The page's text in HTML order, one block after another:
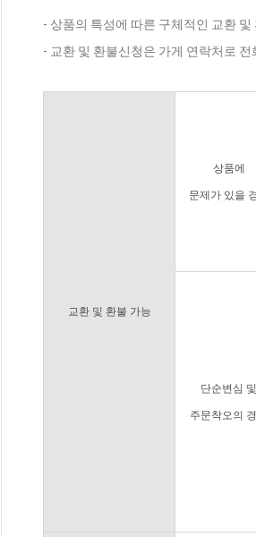
- 상품의 특성에 따른 구체적인 교환
- 교환 및 환불신청은 가게 연락처로
교환 및 환불 가능
상품에
문제가 있을
단순변심 및
주문착오의